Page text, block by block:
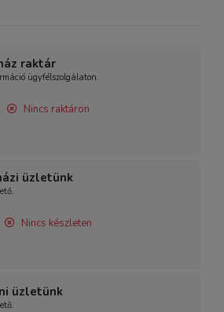
raktár
ügyfélszolgálaton.
Nincs raktáron
üzletünk
Nincs készleten
üzletünk